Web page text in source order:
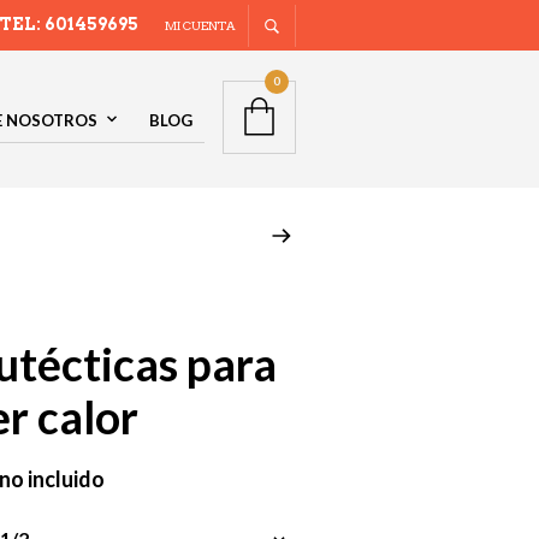
TEL: 601459695 MI CUENTA
NOSOTROS BLOG
0
para
calor
incluido